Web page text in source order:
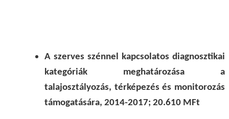
A szerves szénnel kapcsolatos diagnosztikai
kategóriák meghatározása a
talajosztályozás, térképezés és monitorozás
támogatására, 2014-2017; 20.610 MFt